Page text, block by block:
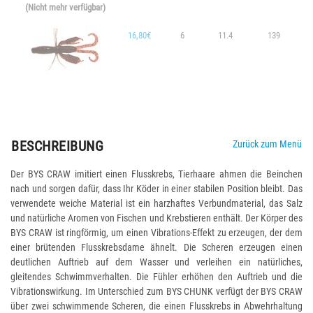
(Nicht mehr verfügbar)
16,80€ 6 11.4 139
BESCHREIBUNG Zurück zum Menü
Der BYS CRAW imitiert einen Flusskrebs, Tierhaare ahmen die Beinchen
nach und sorgen dafür, dass Ihr Köder in einer stabilen Position bleibt. Das
verwendete weiche Material ist ein harzhaftes Verbundmaterial, das Salz
und natürliche Aromen von Fischen und Krebstieren enthält. Der Körper des
BYS CRAW ist ringförmig, um einen Vibrations-Effekt zu erzeugen, der dem
einer brütenden Flusskrebsdame ähnelt. Die Scheren erzeugen einen
deutlichen Auftrieb auf dem Wasser und verleihen ein natürliches,
gleitendes Schwimmverhalten. Die Fühler erhöhen den Auftrieb und die
Vibrationswirkung. Im Unterschied zum BYS CHUNK verfügt der BYS CRAW
über zwei schwimmende Scheren, die einen Flusskrebs in Abwehrhaltung